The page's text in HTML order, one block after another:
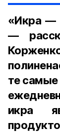
«Икра —
—
те самые
икра